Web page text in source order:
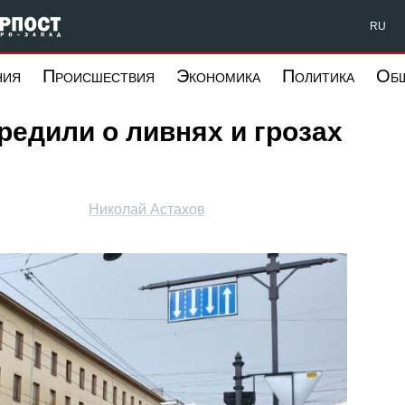
Форпост Северо-Запад RU
Происшествия Экономика Политика
о ливнях и грозах
Николай Астахов